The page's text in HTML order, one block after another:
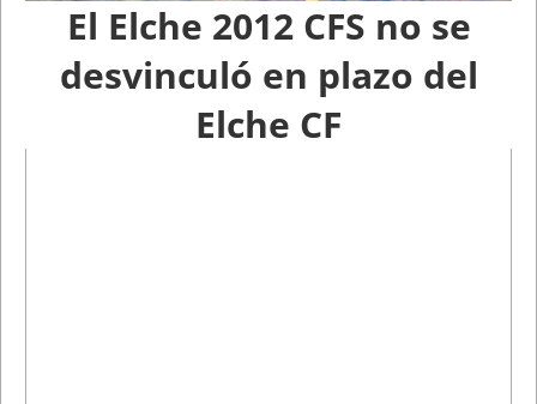
El Elche 2012 CFS no se
desvinculó en plazo del
Elche CF